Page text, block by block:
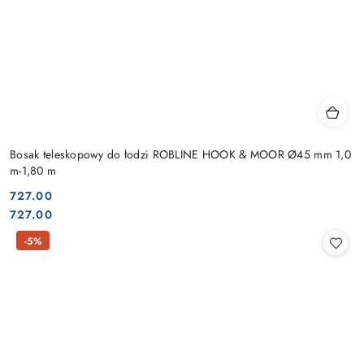
Bosak teleskopowy do łodzi ROBLINE HOOK & MOOR Ø45 mm 1,0
m-1,80 m
Cena:
727.00
Cena:
727.00
-5%